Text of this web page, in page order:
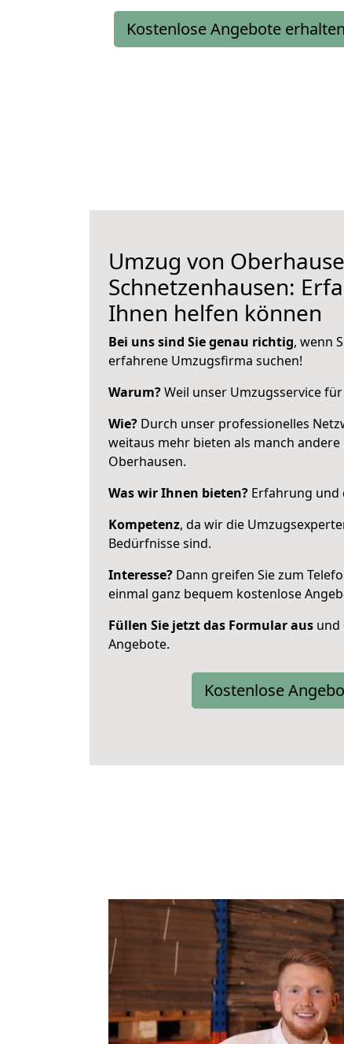
Kostenlose Angebote erhalten
Umzug von
Schnetzenhausen:
Ihnen helfen können
Bei uns sind Sie genau richtig, wenn
erfahrene Umzugsfirma suchen!
Warum?Weil unser Umzugsservice
Wie? Durch unser professionelles
weitaus mehr bieten als manch
Oberhausen.
Was wir Ihnen bieten? Erfahrung und
Kompetenz, da wir die
Bedürfnisse sind.
Interesse? Dann greifen Sie zum
einmal ganz bequem kostenlose
Füllen Sie jetzt das Formular aus und
Angebote.
Kostenlose